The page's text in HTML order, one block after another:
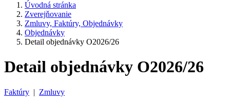
Úvodná stránka
Zverejňovanie
Zmluvy, Faktúry, Objednávky
Objednávky
Detail objednávky O2026/26
Detail objednávky O2026/26
Faktúry | Zmluvy